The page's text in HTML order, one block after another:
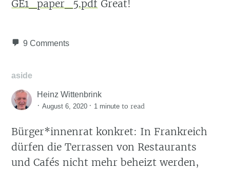
GE1_paper_5.pdf Great!
9 Comments
aside
Heinz Wittenbrink
·August 6, 2020 · 1 minute to read
Bürger*innenrat konkret: In Frankreich
dürfen die Terrassen von Restaurants
und Cafés nicht mehr beheizt werden,